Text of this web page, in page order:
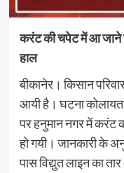
करंट की चपेट में आ जाने
हाल
बीकानेर। किसान
आयी है। घटना कोलायत
पर हनुमान नगर में करंट
हो गयी। जानकारी के
पास विद्युत लाइन का